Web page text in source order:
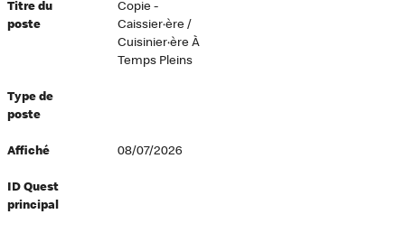
Titre du
poste
Copie -
Caissier·ère /
Cuisinier·ère À
Temps Pleins
Type de
poste
Affiché 08/07/2026
ID Quest
principal